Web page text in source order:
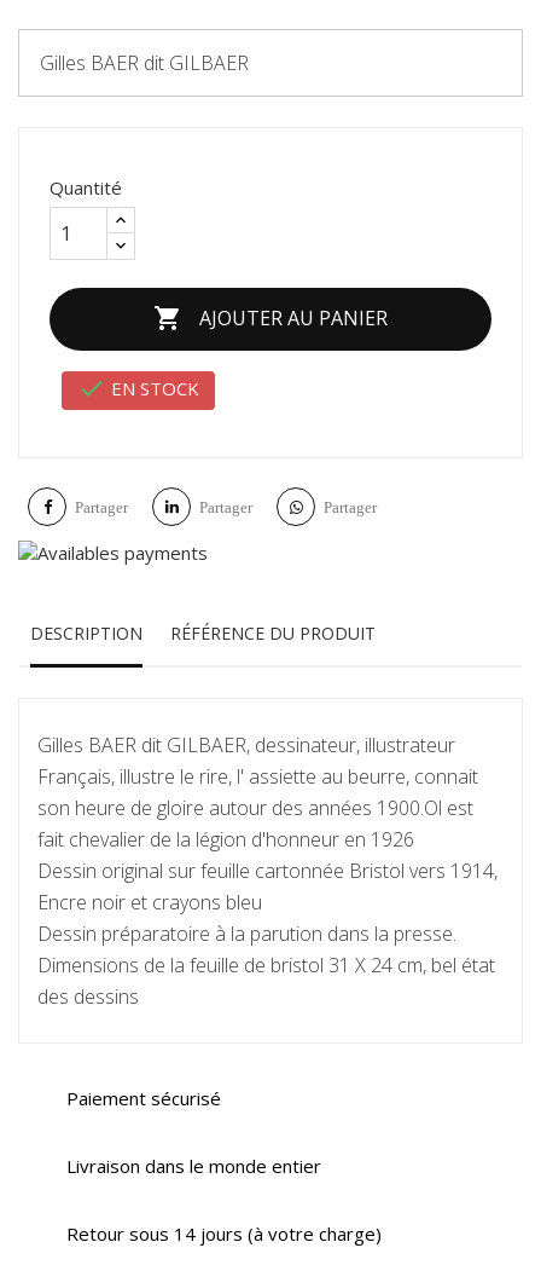
Gilles BAER dit GILBAER
Quantité
 AJOUTER AU PANIER
 EN STOCK
Partager Partager Partager
DESCRIPTION RÉFÉRENCE DU PRODUIT
Gilles BAER dit GILBAER, dessinateur, illustrateur
Français, illustre le rire, l' assiette au beurre, connait
son heure de gloire autour des années 1900.Ol est
fait chevalier de la légion d'honneur en 1926
Dessin original sur feuille cartonnée Bristol vers 1914,
Encre noir et crayons bleu
Dessin préparatoire à la parution dans la presse.
Dimensions de la feuille de bristol 31 X 24 cm, bel état
des dessins
Paiement sécurisé
Livraison dans le monde entier
Retour sous 14 jours (à votre charge)